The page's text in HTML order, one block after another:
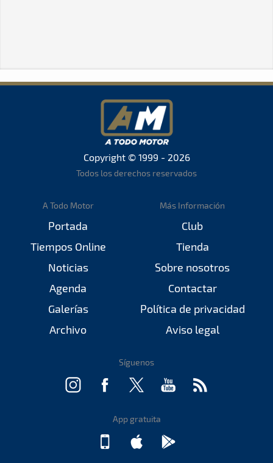
Copyright © 1999 - 2026
Todos los derechos reservados
A Todo Motor
Portada
Tiempos Online
Noticias
Agenda
Galerías
Archivo
Más Información
Club
Tienda
Sobre nosotros
Contactar
Política de privacidad
Aviso legal
Síguenos
App gratuita